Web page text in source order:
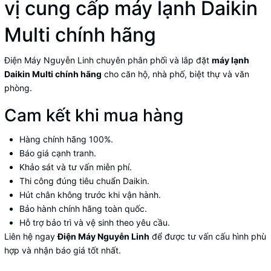
vị cung cấp máy lạnh Daikin
Multi chính hãng
Điện Máy Nguyễn Linh chuyên phân phối và lắp đặt máy lạnh
Daikin Multi chính hãng cho căn hộ, nhà phố, biệt thự và văn
phòng.
Cam kết khi mua hàng
Hàng chính hãng 100%.
Báo giá cạnh tranh.
Khảo sát và tư vấn miễn phí.
Thi công đúng tiêu chuẩn Daikin.
Hút chân không trước khi vận hành.
Bảo hành chính hãng toàn quốc.
Hỗ trợ bảo trì và vệ sinh theo yêu cầu.
Liên hệ ngayĐiện Máy Nguyễn Linh để được tư vấn cấu hình phù
hợp và nhận báo giá tốt nhất.